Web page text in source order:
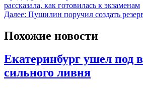
рассказала, как готовилась к экзаменам
Далее: Пушилин поручил создать
Похожие новости
Екатеринбург ушел под
сильного ливня